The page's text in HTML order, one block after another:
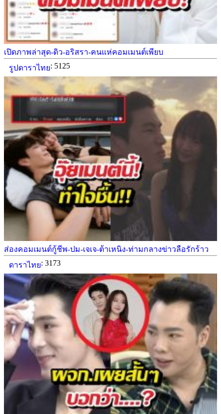
เปิดภาพล่าสุด-ดิว-อริสรา-คนแห่คอมเมนต์เพียบ
รูปดาราไทย: 5125
ส่องคอมเมนต์กู้ชีพ-ปม-เจเจ-ต้าเหนิง-ท่ามกลางข่าวลือรักร้าว
ดาราไทย: 3173